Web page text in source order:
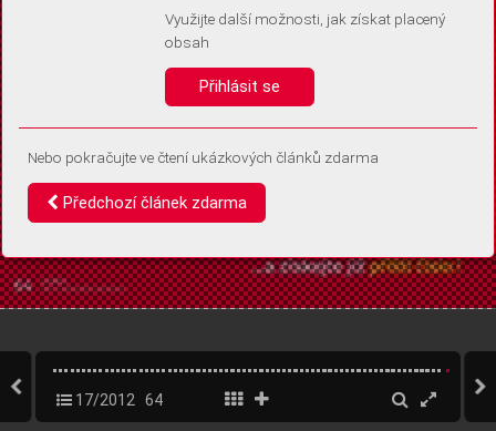
Vaše souhlasy a odmítnutí si ukládáme do vašeho zařízení, abychom se
vás už příště znovu neptali. Můžete je kdykoli později upravit ve Správě
17/2012 64
Využijte další možnosti, jak získat placený
obsah
Přihlásit se
Nebo pokračujte ve čtení ukázkových článků zdarma
Předchozí článek zdarma